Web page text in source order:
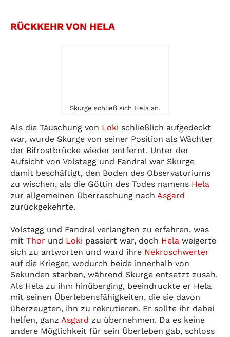
RÜCKKEHR VON HELA
Skurge schließ sich Hela an.
Als die Täuschung von Loki schließlich aufgedeckt
war, wurde Skurge von seiner Position als Wächter
der Bifrostbrücke wieder entfernt. Unter der
Aufsicht von Volstagg und Fandral war Skurge
damit beschäftigt, den Boden des Observatoriums
zu wischen, als die Göttin des Todes namens Hela
zur allgemeinen Überraschung nach Asgard
zurückgekehrte.
Volstagg und Fandral verlangten zu erfahren, was
mit Thor und Loki passiert war, doch Hela weigerte
sich zu antworten und ward ihre Nekroschwerter
auf die Krieger, wodurch beide innerhalb von
Sekunden starben, während Skurge entsetzt zusah.
Als Hela zu ihm hinüberging, beeindruckte er Hela
mit seinen Überlebensfähigkeiten, die sie davon
überzeugten, ihn zu rekrutieren. Er sollte ihr dabei
helfen, ganz Asgard zu übernehmen. Da es keine
andere Möglichkeit für sein Überleben gab, schloss